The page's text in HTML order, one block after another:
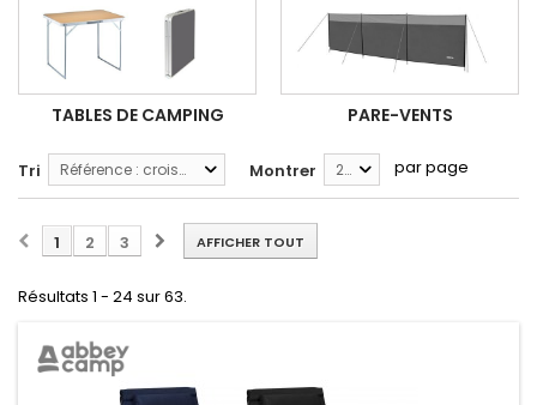
TABLES DE CAMPING PARE-VENTS
Tri Référence : croissante Montrer 24 par page
AFFICHER TOUT
1 2 3
Résultats 1 - 24 sur 63.